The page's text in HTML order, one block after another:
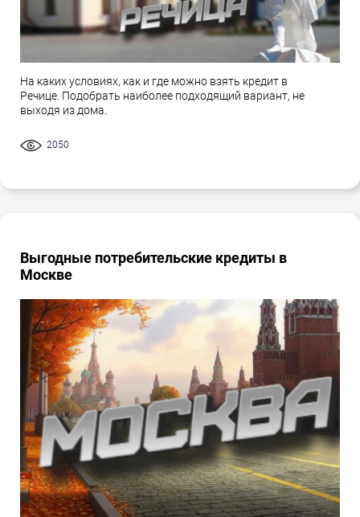
На каких условиях, как и где можно взять кредит в
Речице. Подобрать наиболее подходящий вариант, не
выходя из дома.
2050
Выгодные потребительские кредиты в
Москве